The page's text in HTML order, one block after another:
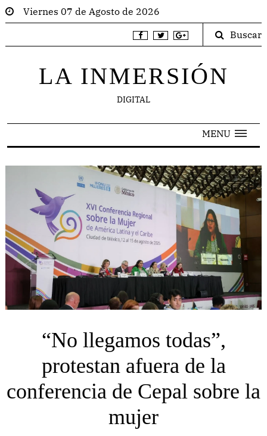
Viernes 07 de Agosto de 2026
Buscar
LA INMERSIÓN
DIGITAL
MENU
“No llegamos todas”,
protestan afuera de la
conferencia de Cepal sobre la
mujer